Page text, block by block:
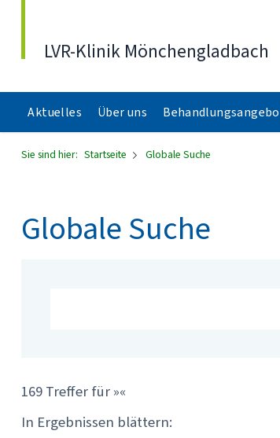
LVR-Klinik Mönchengladbach
Aktuelles Über uns
Sie sind hier: Startseite Globale Suche
Globale Suche
169 Treffer für »«
In Ergebnissen blättern: